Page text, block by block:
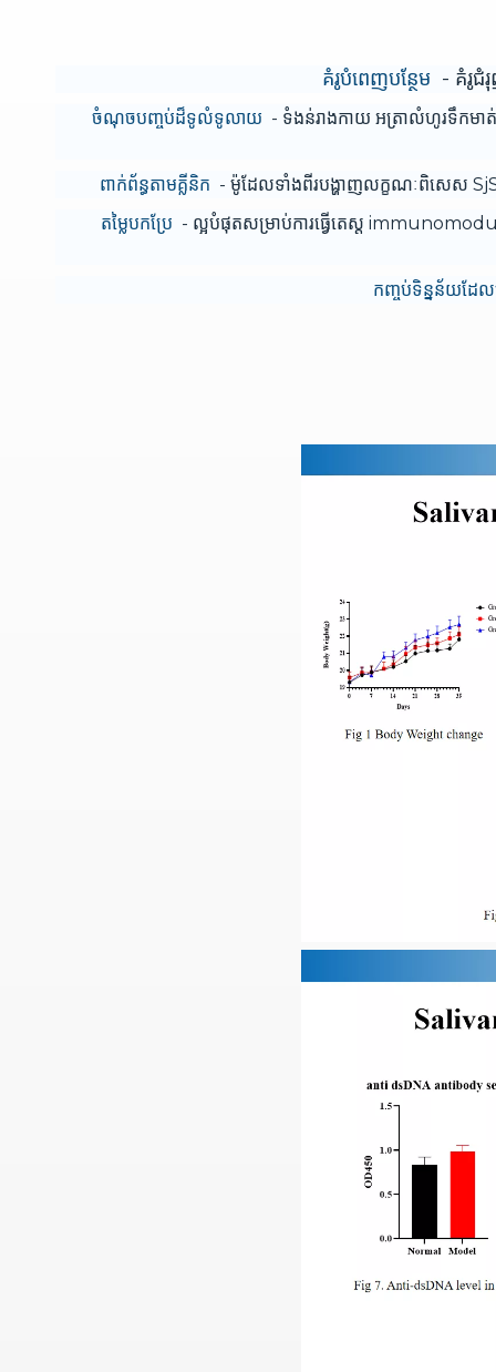
គំរូបំពេញបន្ថែម - គំរូជំ
ចំណុចបញ្ចប់ដ៏ទូលំទូលាយ - ទំងន់រាងកាយ អត្រាលំហូរទឹកម
ពាក់ព័ន្ធតាមគ្លីនិក - ម៉ូដែលទាំងពីរបង្ហាញលក្ខណៈពិសេស
តម្លៃបកប្រែ - ល្អបំផុតសម្រាប់ការធ្វើតេស្ត
កញ្ចប់ទិន្នន័យដែ